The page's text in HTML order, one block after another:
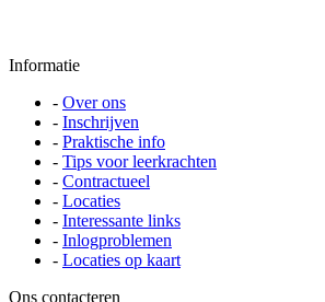
Informatie
- Over ons
- Inschrijven
- Praktische info
- Tips voor leerkrachten
- Contractueel
- Locaties
- Interessante links
- Inlogproblemen
- Locaties op kaart
Ons contacteren